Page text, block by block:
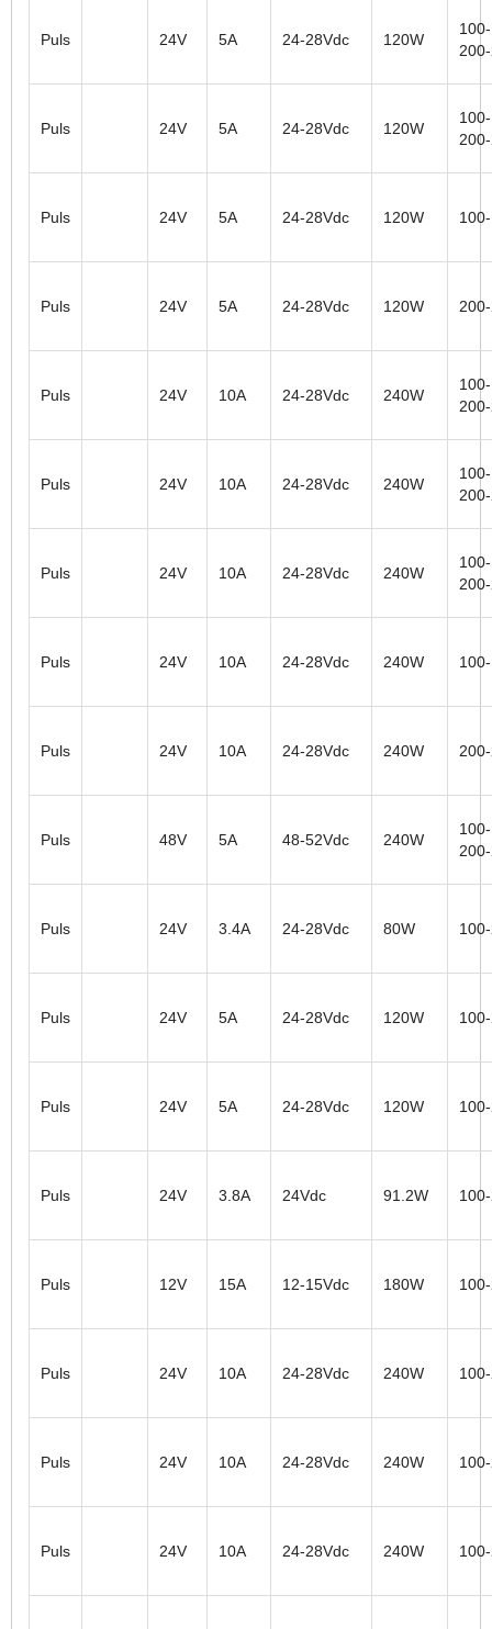
Puls 24V 5A 24-28Vdc 120W
Puls 24V 5A 24-28Vdc 120W
Puls 24V 5A 24-28Vdc 120W
Puls 24V 5A 24-28Vdc 120W
Puls 24V 10A 24-28Vdc 240W
Puls 24V 10A 24-28Vdc 240W
Puls 24V 10A 24-28Vdc 240W
Puls 24V 10A 24-28Vdc 240W
Puls 24V 10A 24-28Vdc 240W
Puls 48V 5A 48-52Vdc 240W
Puls 24V 3.4A 24-28Vdc 80W
Puls 24V 5A 24-28Vdc 120W
Puls 24V 5A 24-28Vdc 120W
Puls 24V 3.8A 24Vdc 91.2W
Puls 12V 15A 12-15Vdc 180W
Puls 24V 10A 24-28Vdc 240W
Puls 24V 10A 24-28Vdc 240W
Puls 24V 10A 24-28Vdc 240W